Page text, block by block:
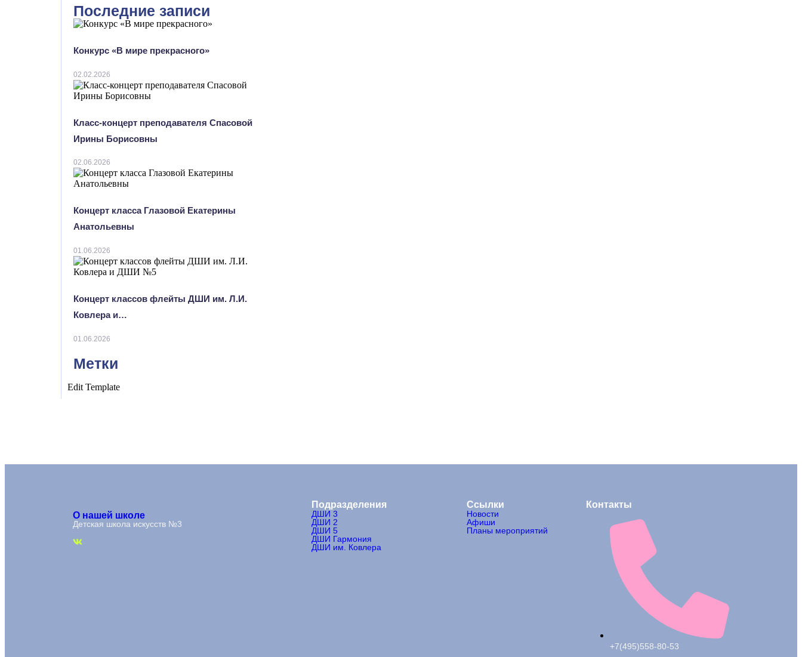
Последние записи
Конкурс «В мире прекрасного»
02.02.2026
Класс-концерт преподавателя Спасовой
Ирины Борисовны
02.06.2026
Концерт класса Глазовой Екатерины
Анатольевны
01.06.2026
Концерт классов флейты ДШИ им. Л.И.
Ковлера и…
01.06.2026
Метки
Edit Template
О нашей школе
Детская школа искусств №3
Подразделения
ДШИ 3
ДШИ 2
ДШИ 5
ДШИ Гармония
ДШИ им. Ковлера
Ссылки
Новости
Афиши
Планы мероприятий
Контакты
+7(495)558-80-53